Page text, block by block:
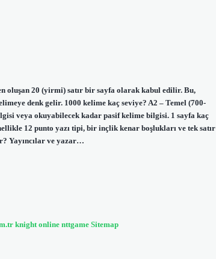
oluşan 20 (yirmi) satır bir sayfa olarak kabul edilir. Bu,
denk gelir. 1000 kelime kaç seviye? A2 – Temel (700-
veya okuyabilecek kadar pasif kelime bilgisi. 1 sayfa kaç
12 punto yazı tipi, bir inçlik kenar boşlukları ve tek satır
Yayıncılar ve yazar…
knight online nttgame Sitemap